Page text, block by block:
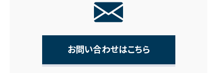
お問い合わせはこちら